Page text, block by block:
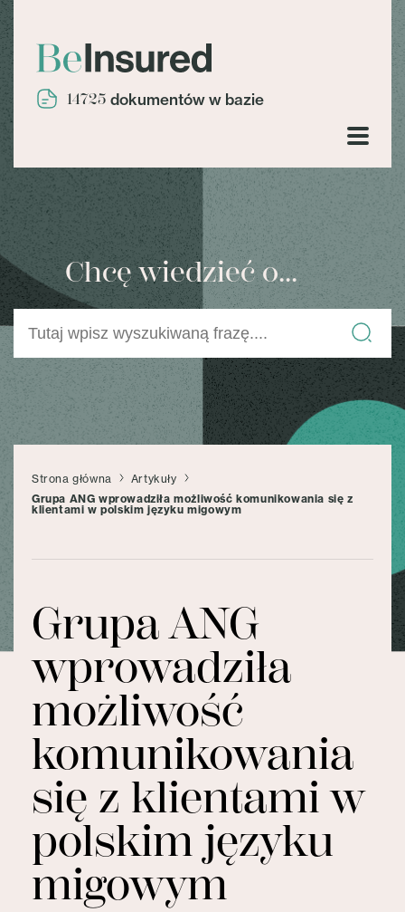
14725 dokumentów w bazie
Chcę wiedzieć o...
Strona główna
Artykuły
Grupa ANG wprowadziła możliwość komunikowania się z
klientami w polskim języku migowym
Grupa ANG
wprowadziła
możliwość
komunikowania
się z klientami w
polskim języku
migowym